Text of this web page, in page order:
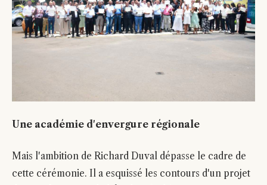
Une académie d'envergure régionale
Mais l'ambition de Richard Duval dépasse le cadre de
cette cérémonie. Il a esquissé les contours d'un projet